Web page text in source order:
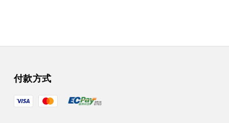
付款方式